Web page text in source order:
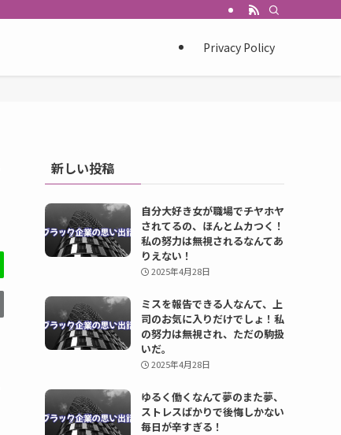
Privacy Policy
新しい投稿
自分大好き女が職場でチヤホヤ
されてるの、ほんとムカつく！
私の努力は無視されるなんてあ
りえない！
2025年4月28日
ミスを報告できる人なんて、上
司のお気に入りだけでしょ！私
の努力は無視され、ただの駒扱
いだ。
2025年4月28日
ゆるく働くなんて夢のまた夢、
ストレスばかりで後悔しかない
毎日が辛すぎる！